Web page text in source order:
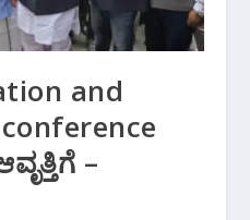
and
–